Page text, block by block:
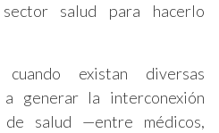
salud para hacerlo
existan diversas
a generar la interconexión
salud —entre médicos,